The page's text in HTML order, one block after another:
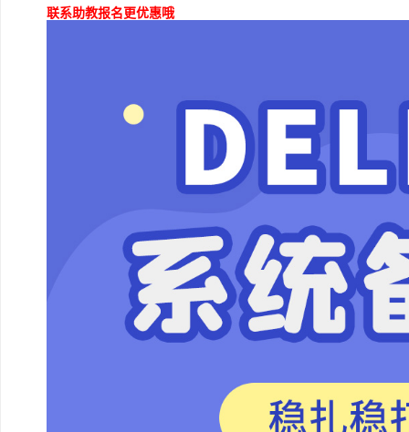
联系助教报名更优惠哦